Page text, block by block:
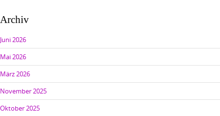
Archiv
Juni 2026
Mai 2026
März 2026
November 2025
Oktober 2025